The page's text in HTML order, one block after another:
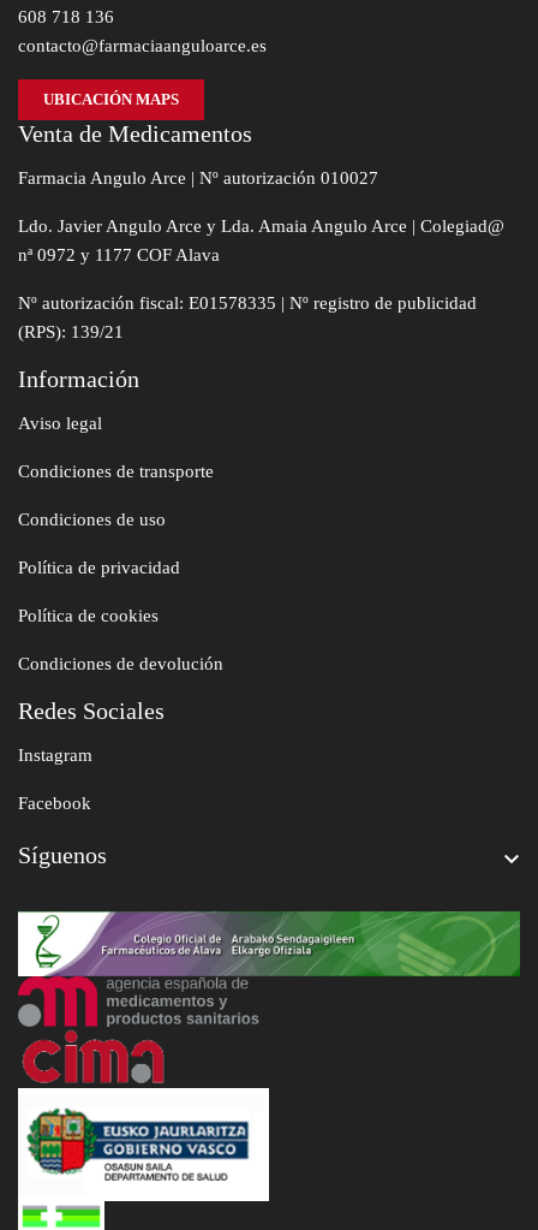
608 718 136
contacto@farmaciaanguloarce.es
UBICACIÓN MAPS
Venta de Medicamentos
Farmacia Angulo Arce | Nº autorización 010027
Ldo. Javier Angulo Arce y Lda. Amaia Angulo Arce | Colegiad@
nª 0972 y 1177 COF Alava
Nº autorización fiscal: E01578335 | Nº registro de publicidad
(RPS): 139/21
Información
Aviso legal
Condiciones de transporte
Condiciones de uso
Política de privacidad
Política de cookies
Condiciones de devolución
Redes Sociales
Instagram
Facebook
Síguenos 